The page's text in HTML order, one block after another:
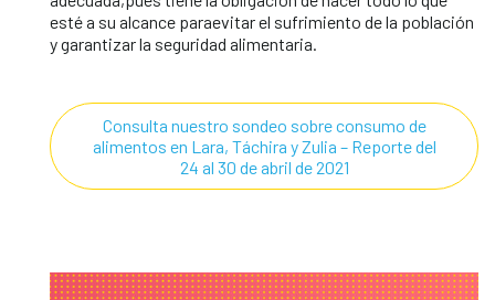
esté a su alcance paraevitar el sufrimiento de la población
y garantizar la seguridad alimentaria.
Consulta nuestro sondeo sobre consumo de
alimentos en Lara, Táchira y Zulia – Reporte del
24 al 30 de abril de 2021